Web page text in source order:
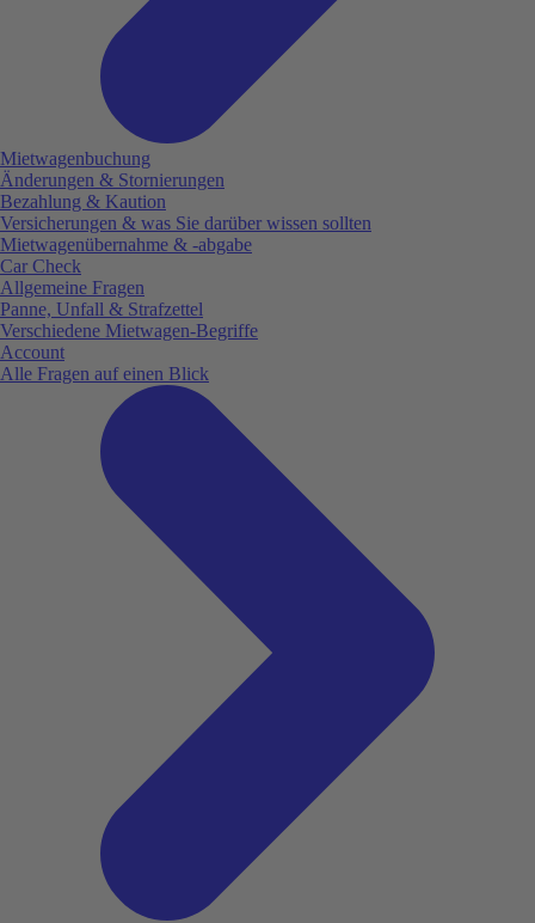
Mietwagenbuchung
Änderungen & Stornierungen
Bezahlung & Kaution
Versicherungen & was Sie darüber wissen sollten
Mietwagenübernahme & -abgabe
Car Check
Allgemeine Fragen
Panne, Unfall & Strafzettel
Verschiedene Mietwagen-Begriffe
Account
Alle Fragen auf einen Blick